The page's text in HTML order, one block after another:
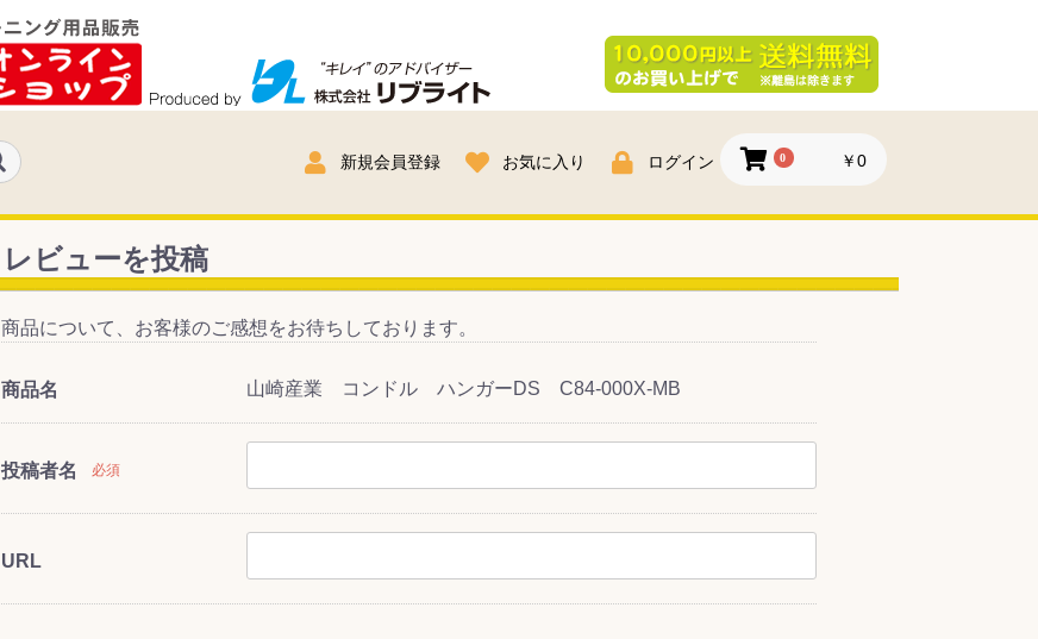
新規会員登録 お気に入り ログイン 0 ￥0
レビューを投稿
商品について、お客様のご感想をお待ちしております。
商品名 山崎産業 コンドル ハンガーDS C84-000X-MB
投稿者名 必須
URL